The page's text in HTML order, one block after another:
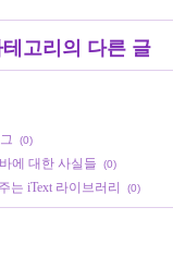
고리의 다른 글
(0)
에 대한 사실들 (0)
는 iText 라이브러리 (0)